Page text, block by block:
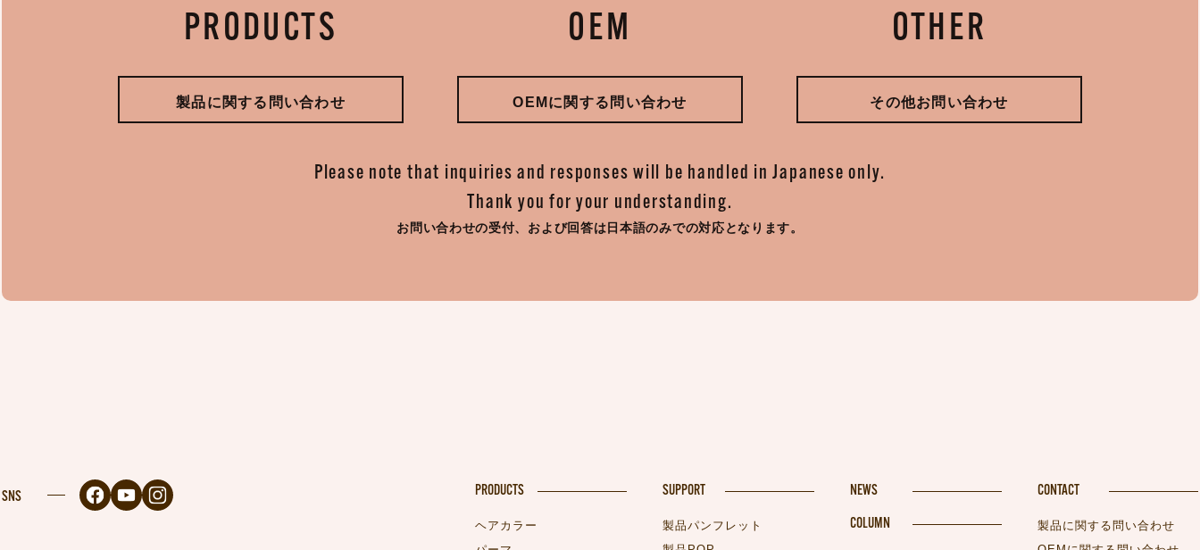
PRODUCTS
製品に関する問い合わせ
OEM
OEMに関する問い合わせ
OTHER
その他お問い合わせ
Please note that inquiries and responses will be handled in Japanese only.
Thank you for your understanding.
お問い合わせの受付、 および回答は日本語のみでの対応となります。
SNS PRODUCTS
ヘアカラー
SUPPORT
製品パンフレット
NEWS
COLUMN
CONTACT
製品に関する問い合わせ